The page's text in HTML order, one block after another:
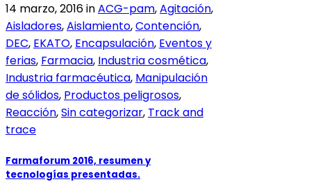
14 marzo, 2016inACG-pam,Agitación,
Aisladores,Aislamiento,Contención,
DEC, EKATO, Encapsulación, Eventos y
ferias, Farmacia, Industria cosmética,
Industria farmacéutica, Manipulación
de sólidos, Productos peligrosos,
Reacción,Sin categorizar, Track and
trace
Farmaforum 2016, resumen y
tecnologías presentadas.